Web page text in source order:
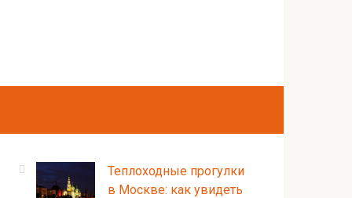
Теплоходные прогулки
в Москве: как увидеть